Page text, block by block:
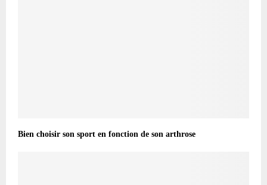
Bien choisir son sport en fonction de son arthrose